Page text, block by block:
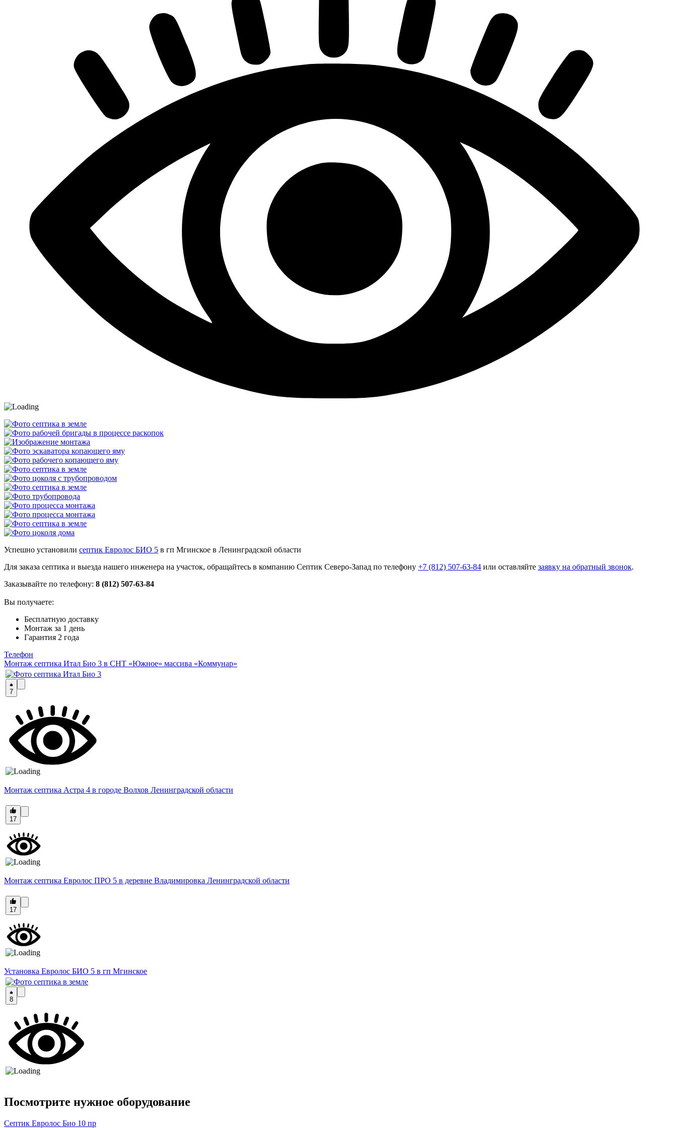
Успешно установили септик Евролос БИО 5 в гп Мгинское в Ленинградской области
Для заказа септика и выезда нашего инженера на участок, обращайтесь в компанию Септик Северо-Запад по телефону +7 (812) 507-63-84 или оставляйте заявку на обратный звонок.
Заказывайте по телефону: 8 (812) 507-63-84
Вы получаете:
Бесплатную доставку
Монтаж за 1 день
Гарантия 2 года
Телефон
Монтаж септика Итал Био 3 в СНТ «Южное» массива «Коммунар»
7
Монтаж септика Астра 4 в городе Волхов Ленинградской области
17
Монтаж септика Евролос ПРО 5 в деревне Владимировка Ленинградской области
17
Установка Евролос БИО 5 в гп Мгинское
8
Посмотрите нужное оборудование
Септик Евролос Био 10 пр